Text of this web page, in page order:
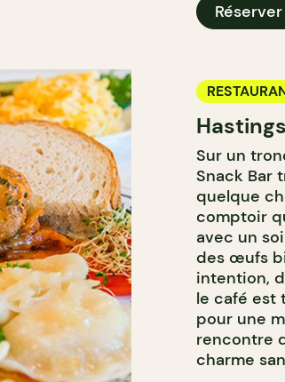
Réserver
Sur un
Snack Bar
quelque
comptoir
avec un
des œufs
intention,
le café est
pour une
rencontre
charme